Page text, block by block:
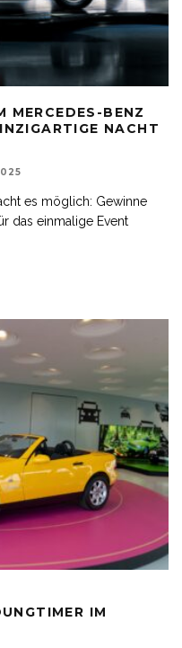
MERCEDES-BENZ
NACHT
es möglich: Gewinne
das einmalige Event
IM